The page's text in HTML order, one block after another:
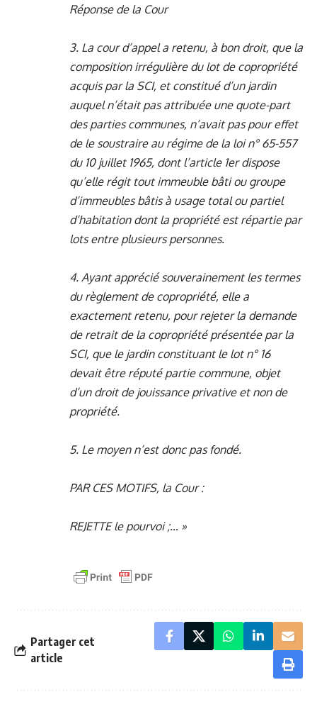
Réponse de la Cour
3. La cour d’appel a retenu, à bon droit, que la
composition irrégulière du lot de copropriété
acquis par la SCI, et constitué d’un jardin
auquel n’était pas attribuée une quote-part
des parties communes, n’avait pas pour effet
de le soustraire au régime de la loi n° 65-557
du 10 juillet 1965, dont l’article 1er dispose
qu’elle régit tout immeuble bâti ou groupe
d’immeubles bâtis à usage total ou partiel
d’habitation dont la propriété est répartie par
lots entre plusieurs personnes.
4. Ayant apprécié souverainement les termes
du règlement de copropriété, elle a
exactement retenu, pour rejeter la demande
de retrait de la copropriété présentée par la
SCI, que le jardin constituant le lot n° 16
devait être réputé partie commune, objet
d’un droit de jouissance privative et non de
propriété.
5. Le moyen n’est donc pas fondé.
PAR CES MOTIFS, la Cour :
REJETTE le pourvoi ;… »
Partager cet
article